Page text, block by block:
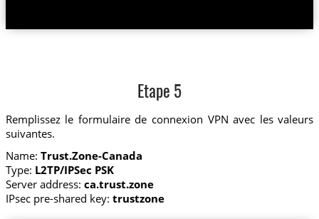
Etape 5
Remplissez le formulaire de connexion VPN avec les valeurs
suivantes.
Name: Trust.Zone-Canada
Type: L2TP/IPSec PSK
Server address: ca.trust.zone
IPsec pre-shared key: trustzone